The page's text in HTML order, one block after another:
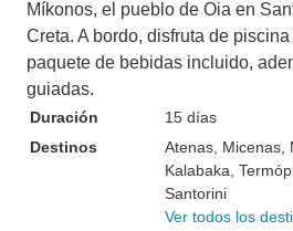
Míkonos, el pueblo de Oia en
Creta. A bordo, disfruta de
paquete de bebidas incluido,
guiadas.
Duración
15 días
Destinos
Atenas , Micenas
Kalabaka ,
Santorini
Ver todos los